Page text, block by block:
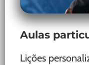
Aulas
Lições